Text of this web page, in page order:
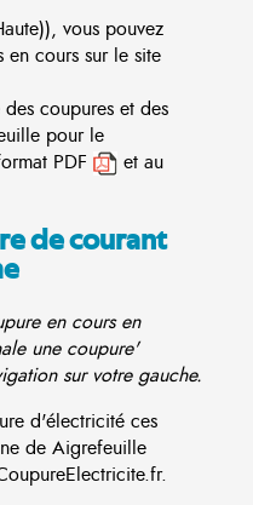
vous pouvez
en cours sur le site
coupures et des
pour le
PDF
et au
de courant
en cours en
une coupure'
sur votre gauche.
d'électricité ces
de Aigrefeuille